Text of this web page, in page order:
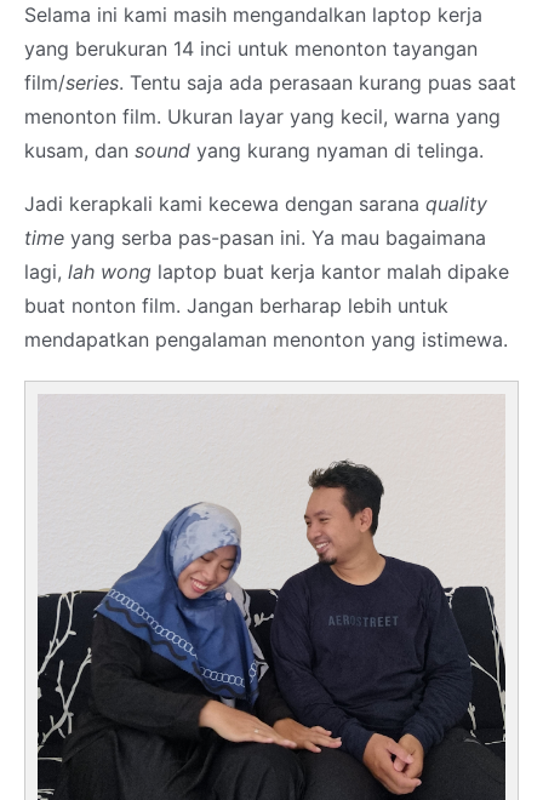
Selama ini kami masih mengandalkan laptop kerja
yang berukuran 14 inci untuk menonton tayangan
film/series. Tentu saja ada perasaan kurang puas saat
menonton film. Ukuran layar yang kecil, warna yang
kusam, dan sound yang kurang nyaman di telinga.
Jadi kerapkali kami kecewa dengan sarana quality
time yang serba pas-pasan ini. Ya mau bagaimana
lagi, lah wong laptop buat kerja kantor malah dipake
buat nonton film. Jangan berharap lebih untuk
mendapatkan pengalaman menonton yang istimewa.